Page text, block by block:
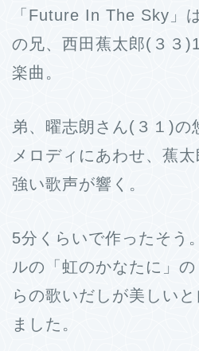
「Future In The Sky」
の兄、西田蕉太郎(３３
楽曲。
弟、曜志朗さん(３１)の
メロディにあわせ、蕉
強い歌声が響く。
5分くらいで作ったそう
ルの「虹のかなたに」
らの歌いだしが美しい
ました。